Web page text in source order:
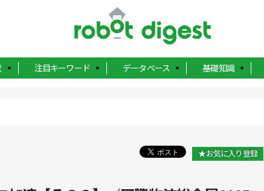
注目キーワード データベース 基礎知識
★お気に入り登録